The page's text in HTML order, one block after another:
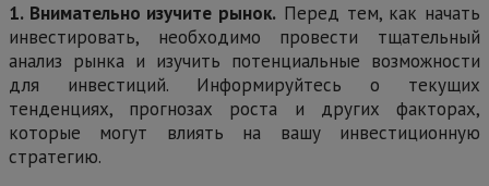
1. Внимательно изучите рынок. Перед тем, как начать
инвестировать, необходимо провести тщательный
анализ рынка и изучить потенциальные возможности
для инвестиций. Информируйтесь о текущих
тенденциях, прогнозах роста и других факторах,
которые могут влиять на вашу инвестиционную
стратегию.